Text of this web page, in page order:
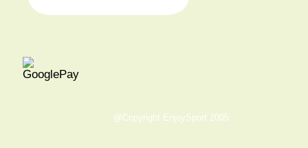
@Copyright EnjoySport 2005